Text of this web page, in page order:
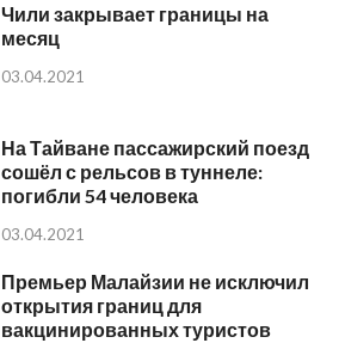
Чили закрывает границы на
месяц
03.04.2021
На Тайване пассажирский поезд
сошёл с рельсов в туннеле:
погибли 54 человека
03.04.2021
Премьер Малайзии не исключил
открытия границ для
вакцинированных туристов